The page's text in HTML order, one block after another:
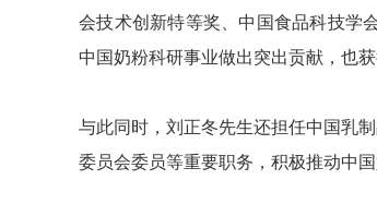
会技术创新特等奖、中国食品科技学
中国奶粉科研事业做出突出贡献，也
与此同时，刘正冬先生还担任中国乳
委员会委员等重要职务，积极推动中